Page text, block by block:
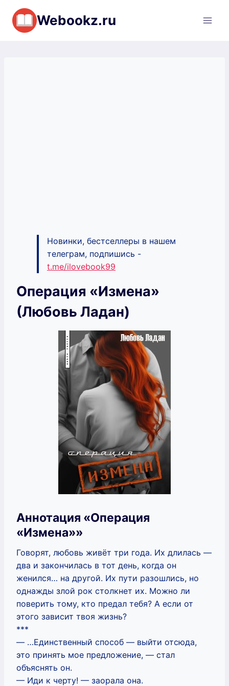
Перейти
содержимому
Webookz.ru
Новинки, бестселлеры в нашем
телеграм, подпишись -
t.me/ilovebook99
Операция «Измена»
(Любовь Ладан)
Аннотация «Операция
«Измена»»
Говорят, любовь живёт три года. Их длилась —
два и закончилась в тот день, когда он
женился… на другой. Их пути разошлись, но
однажды злой рок столкнет их. Можно ли
поверить тому, кто предал тебя? А если от
этого зависит твоя жизнь?
***
— …Единственный способ — выйти отсюда,
это принять мое предложение, — стал
объяснять он.
— Иди к черту! — заорала она.